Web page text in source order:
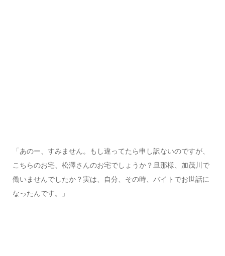
「あのー、すみません。もし違ってたら申し訳ないのですが、
こちらのお宅、松澤さんのお宅でしょうか？旦那様、加茂川で
働いませんでしたか？実は、自分、その時、バイトでお世話に
なったんです。」